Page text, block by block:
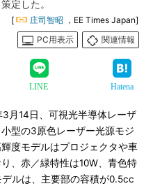
定した。
[ 庄司智昭 ，EE Times Japan]
PC用表示
関連情報
LINE Hatena
月14日、可視光半導体レーザ
型の3原色レーザー光源モジ
度モデルはプロジェクタや車
、赤／緑特性は10W、青色特
ルは、主要部の容積が0.5cc